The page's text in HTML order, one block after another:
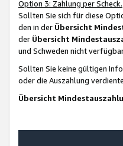
Option 3: Zahlung per Scheck.
Sollten Sie sich für diese
den in der Übersicht
der Übersicht
und Schweden nicht
Sollten Sie keine gültigen
oder die Auszahlung
Übersicht